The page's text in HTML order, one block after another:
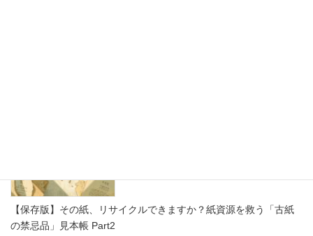
【保存版】その紙、リサイクルできますか？紙資源を救う「古紙
の禁忌品」見本帳 Part2